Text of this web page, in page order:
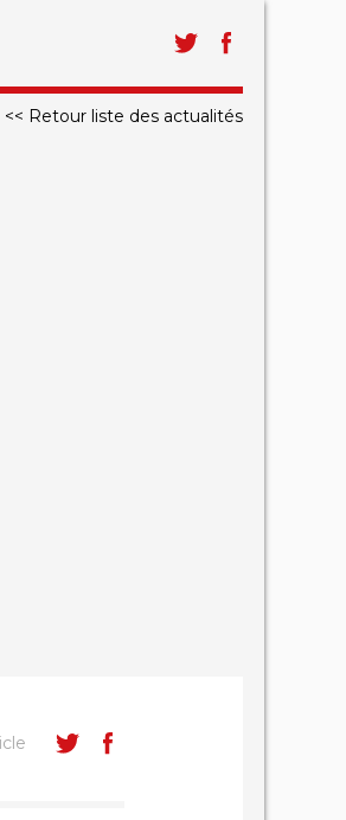
<< Retour liste des actualités